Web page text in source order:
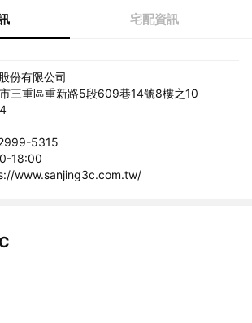
宅配資訊
份有限公司
三重區重新路5段609巷14號8樓之10
5315
18:00
www.sanjing3c.com.tw/